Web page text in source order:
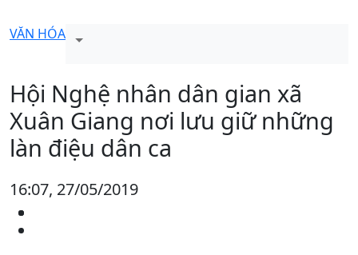
VĂN HÓA
Hội Nghệ nhân dân gian xã
Xuân Giang nơi lưu giữ những
làn điệu dân ca
16:07, 27/05/2019